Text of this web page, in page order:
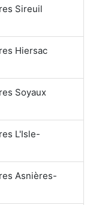
Sireuil
Hiersac
Soyaux
L'Isle-
Asnières-